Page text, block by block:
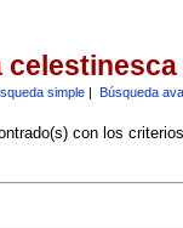
celestinesca
simple| Búsqueda
con los